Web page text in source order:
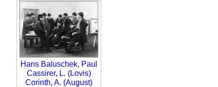
Hans Baluschek, Paul
Cassirer, L. (Lovis)
Corinth, A. (August)